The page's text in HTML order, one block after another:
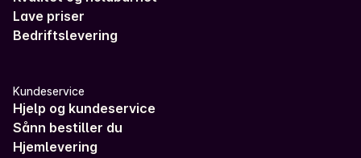
Lave priser
Bedriftslevering
Kundeservice
Hjelp og kundeservice
Sånn bestiller du
Hjemlevering